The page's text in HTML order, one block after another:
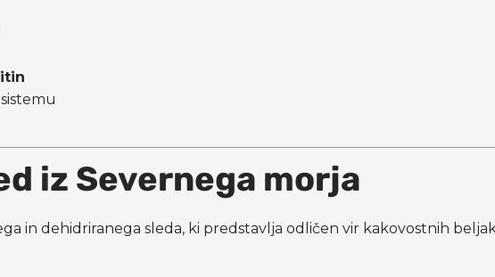
iz Severnega morja
in dehidriranega sleda, ki predstavlja odličen vir kakovostnih